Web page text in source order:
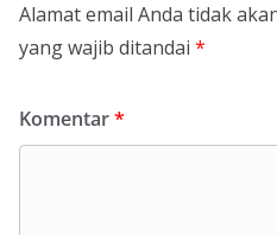
Alamat email Anda tidak
yang wajib ditandai *
Komentar*